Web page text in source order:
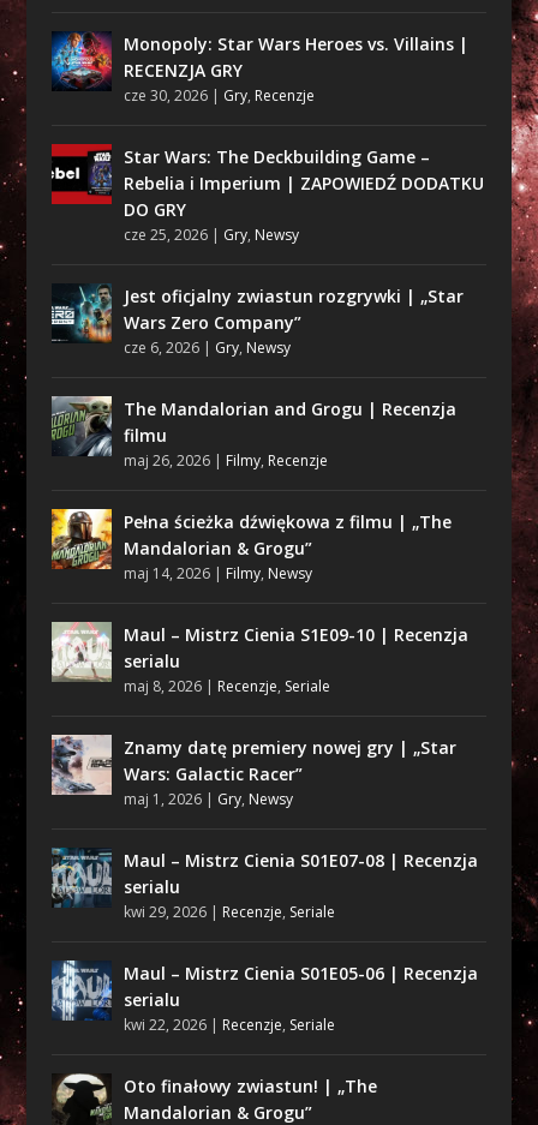
Monopoly: Star Wars Heroes vs. Villains |
RECENZJA GRY
cze 30, 2026| Gry, Recenzje
Star Wars: The Deckbuilding Game –
Rebelia i Imperium | ZAPOWIEDŹ DODATKU
DO GRY
cze 25, 2026| Gry, Newsy
Jest oficjalny zwiastun rozgrywki | „Star
Wars Zero Company”
cze 6, 2026| Gry, Newsy
The Mandalorian and Grogu | Recenzja
filmu
maj 26, 2026| Filmy, Recenzje
Pełna ścieżka dźwiękowa z filmu | „The
Mandalorian & Grogu”
maj 14, 2026| Filmy, Newsy
Maul – Mistrz Cienia S1E09-10 | Recenzja
serialu
maj 8, 2026| Recenzje, Seriale
Znamy datę premiery nowej gry | „Star
Wars: Galactic Racer”
maj 1, 2026| Gry, Newsy
Maul – Mistrz Cienia S01E07-08 | Recenzja
serialu
kwi 29, 2026| Recenzje, Seriale
Maul – Mistrz Cienia S01E05-06 | Recenzja
serialu
kwi 22, 2026| Recenzje, Seriale
Oto finałowy zwiastun! | „The
Mandalorian & Grogu”